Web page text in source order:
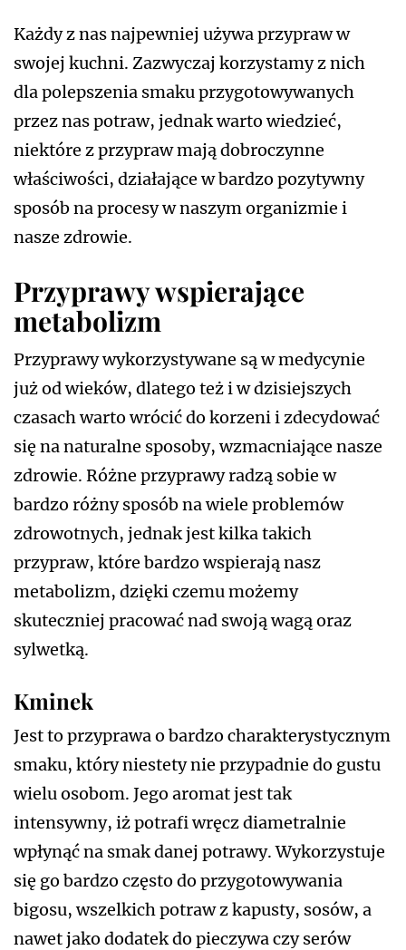
Każdy z nas najpewniej używa przypraw w
swojej kuchni. Zazwyczaj korzystamy z nich
dla polepszenia smaku przygotowywanych
przez nas potraw, jednak warto wiedzieć,
niektóre z przypraw mają dobroczynne
właściwości, działające w bardzo pozytywny
sposób na procesy w naszym organizmie i
nasze zdrowie.
Przyprawy wspierające
metabolizm
Przyprawy wykorzystywane są w medycynie
już od wieków, dlatego też i w dzisiejszych
czasach warto wrócić do korzeni i zdecydować
się na naturalne sposoby, wzmacniające nasze
zdrowie. Różne przyprawy radzą sobie w
bardzo różny sposób na wiele problemów
zdrowotnych, jednak jest kilka takich
przypraw, które bardzo wspierają nasz
metabolizm, dzięki czemu możemy
skuteczniej pracować nad swoją wagą oraz
sylwetką.
Kminek
Jest to przyprawa o bardzo charakterystycznym
smaku, który niestety nie przypadnie do gustu
wielu osobom. Jego aromat jest tak
intensywny, iż potrafi wręcz diametralnie
wpłynąć na smak danej potrawy. Wykorzystuje
się go bardzo często do przygotowywania
bigosu, wszelkich potraw z kapusty, sosów, a
nawet jako dodatek do pieczywa czy serów